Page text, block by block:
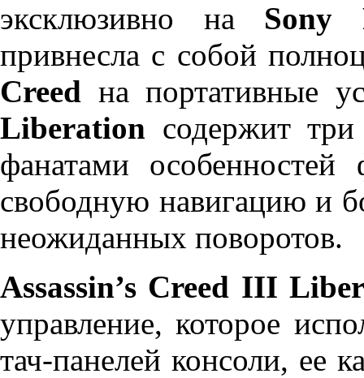
эксклюзивно на Sony
привнесла с собой
Creed на портативные
Liberation содержит
фанатами
свободную навигацию и
неожиданных поворотов.
Assassin’s Creed III
управление, которое
тач-панелей консоли, ее